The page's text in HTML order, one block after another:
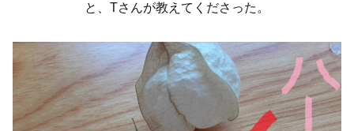
と、Tさんが教えてくださった。